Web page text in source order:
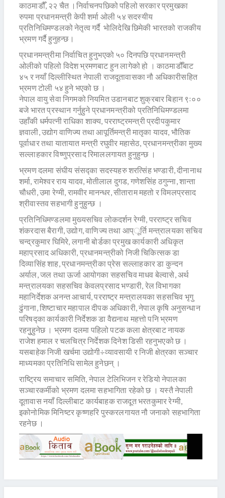
काठमाडौँ, २२ चैत ।निर्वाचनपछिको पहिलो सरकार प्रमुखका
रुपमा प्रधानमन्त्री केपी शर्मा ओली ५४ सदस्यीय
प्रतिनिधिमण्डलको नेतृत्व गर्दै भाेलिदेखि छिमेकी भारतको राजकीय
भ्रमण गर्दै हुनुहन्छ।
प्रधानमन्त्रीमा निर्वाचित हुनुभएको ५० दिनपछि प्रधानमन्त्री
ओलीको पहिलो विदेश भ्रमणबाट हुन लागेको हो । काठमाडौँबाट
४५ र नयाँ दिल्लीस्थित नेपाली राजदूतावासका नौ अधिकारीसहित
भ्रमण टोली ५४ हुने भएको छ ।
नेपाल वायु सेवा निगमको नियमित उडानबाट शुक्रबार बिहान ९ः००
बजे भारत प्रस्थान गर्नुहुने प्रधानमन्त्रीको प्रतिनिधिमण्डलमा
उहाँकी धर्मपत्नी राधिका शाक्य, परराष्ट्रमन्त्री प्रदीपकुमार
ज्ञवाली, उद्योग वाणिज्य तथा आपूर्तिमन्त्री मातृका यादव, भौतिक
पूर्वाधार तथा यातायात मन्त्री रघुवीर महासेठ, प्रधानमन्त्रीका मुख्य
सल्लाहकार विष्णुप्रसाद रिमाललगायत हुनुहुन्छ ।
भ्रमण दलमा संघीय संसद्का सदस्यहरु शरत्सिंह भण्डारी, दीनानाथ
शर्मा, रामेश्वर राय यादव, मोतीलाल दुगड, गणेशसिंह ठगुन्ना, शान्ता
चौधरी, उमा रेग्मी, रामवीर मानन्धर, सीताराम महतो र विमलप्रसाद
श्रीवास्तव सहभागी हुनुहुन्छ ।
प्रतिनिधिमण्डलमा मुख्यसचिव लोकदर्शन रेग्मी, परराष्ट्र सचिव
शंकरदास बैरागी, उद्योग, वाणिज्य तथा आप्ूर्ति मन्त्रालयका सचिव
चन्द्रकुमार घिमिरे, लगानी बोर्डका प्रमुख कार्यकारी अधिकृत
महाप्रसाद अधिकारी, प्रधानमन्त्रीको निजी चिकित्सक डा
दिव्यासिंह शाह, प्रधानमन्त्रीका प्रेस सल्लाहकार डा कुन्दन
अर्याल, जल तथा ऊर्जा आयोगका सहसचिव माधव बेल्वासे, अर्थ
मन्त्रालयका सहसचिव केवलप्रसाद भण्डारी, रेल विभागका
महानिर्देशक अनन्त आचार्य, परराष्ट्र मन्त्रालयका सहसचिव भृगु
ढुंगाना, शिष्टाचार महापाल दीपक अधिकारी, नेपाल कृषि अनुसन्धान
परिषद्का कार्यकारी निर्देशक डा वैद्यनाथ महत्तो पनि भ्रमण
रहनुुहुनेछ । भ्रमण दलमा पहिलो पटक कला क्षेत्रबाट नायक
राजेश हमाल र चलचित्र निर्देशक दिनेश डिसी रहनुभएको छ ।
यसबाहेक निजी खर्चमा उद्योगी÷व्यावसायी र निजी क्षेत्रका सञ्चार
माध्यमका प्रतिनिधि सामेल हुनेछन् ।
राष्ट्रिय समाचार समिति, नेपाल टेलिभिजन र रेडियो नेपालका
सञ्चारकर्मीको भ्रमण दलमा सहभागिता रहेको छ । यस्तै नेपाली
दूतावास नयाँ दिल्लीबाट कार्यबाहक राजदूत भरतकुमार रेग्मी,
इकोनोमिक मिनिष्टर कृष्णहरि पुस्करलगायत नौ जनाको सहभागिता
रहनेछ ।